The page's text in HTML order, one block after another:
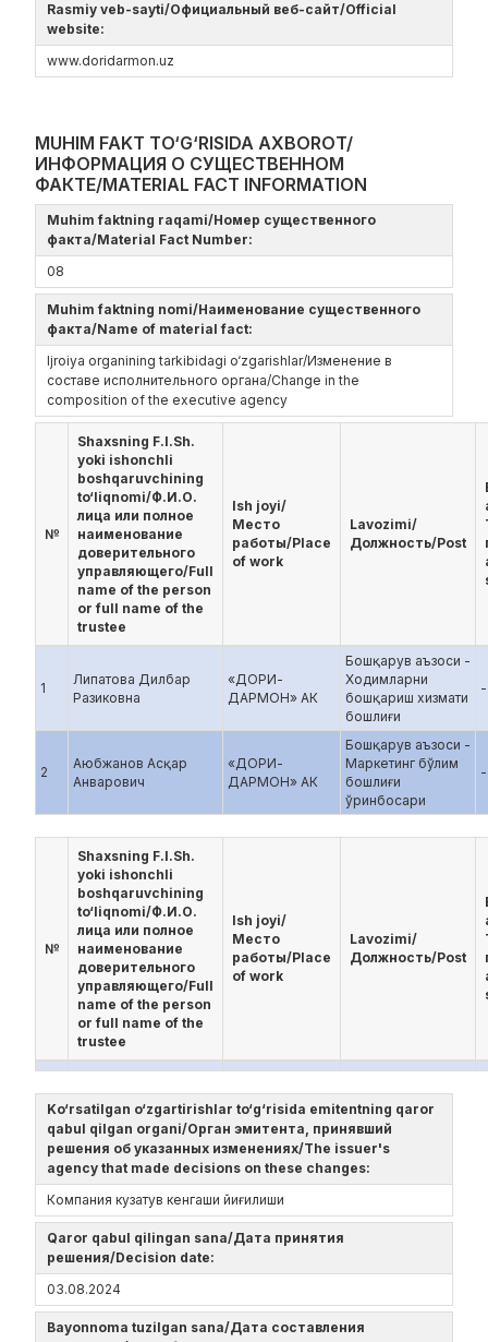
Rasmiy veb-sayti/Официальный веб-сайт/Official
website:
www.doridarmon.uz
MUHIM FAKT TO‘G‘RISIDA AXBOROT/
ИНФОРМАЦИЯ О СУЩЕСТВЕННОМ
ФАКТЕ/MATERIAL FACT INFORMATION
Muhim faktning raqami/Номер существенного
факта/Material Fact Number:
08
Muhim faktning nomi/Наименование существенного
факта/Name of material fact:
Ijroiya organining tarkibidagi o‘zgarishlar/Изменение в
составе исполнительного органа/Change in the
composition of the executive agency
№
Shaxsning F.I.Sh.
yoki ishonchli
boshqaruvchining
to‘liqnomi/Ф.И.О.
лица или полное
наименование
доверительного
управляющего/Full
name of the person
or full name of the
trustee
Ish joyi/
Место
работы/Place
of work
Lavozimi/
Должность/Post
1
Липатова Дилбар
Разиковна
«ДОРИ-
ДАРМОН» АК
Бошқарув аъзоси -
Ходимларни
бошқариш хизмати
бошлиғи
-
2
Аюбжанов Асқар
Анварович
«ДОРИ-
ДАРМОН» АК
Бошқарув аъзоси -
Маркетинг бўлим
бошлиғи
ўринбосари
-
№
Shaxsning F.I.Sh.
yoki ishonchli
boshqaruvchining
to‘liqnomi/Ф.И.О.
лица или полное
наименование
доверительного
управляющего/Full
name of the person
or full name of the
trustee
Ish joyi/
Место
работы/Place
of work
Lavozimi/
Должность/Post
Ko‘rsatilgan o‘zgartirishlar to‘g‘risida emitentning qaror
qabul qilgan organi/Орган эмитента, принявший
решения об указанных изменениях/The issuer's
agency that made decisions on these changes:
Компания кузатув кенгаши йиғилиши
Qaror qabul qilingan sana/Дата принятия
решения/Decision date:
03.08.2024
Bayonnoma tuzilgan sana/Дата составления